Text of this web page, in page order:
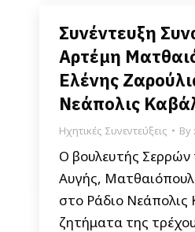
Συνέντευξη
Αρτέμη
Ελένης
Νεάπολις
Ηχητικές Συνεντεύξεις By
Ο βουλευτής Σερρών
Αυγής,
στο Ράδιο Νεάπολις
ζητήματα της